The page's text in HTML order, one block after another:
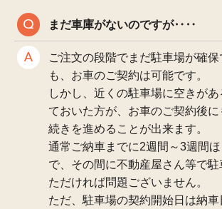
まだ車庫がないのですが‥‥
ご注文の段階でまだ駐車場が確
も、お車のご契約は可能です。
しかし、近くの駐車場に空きが
ておいた方が、お車のご契約後
続きを進めることが出来ます。
通常ご納車までに2週間～3週間
で、その間に不動産屋さん等で
ただければ問題ございません。
ただ、駐車場の契約開始日は納